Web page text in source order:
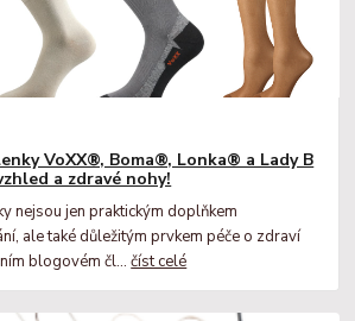
VoXX®, Boma®, Lonka® a Lady B
a zdravé nohy!
nejsou jen praktickým doplňkem
ale také důležitým prvkem péče o zdraví
blogovém čl...číst celé